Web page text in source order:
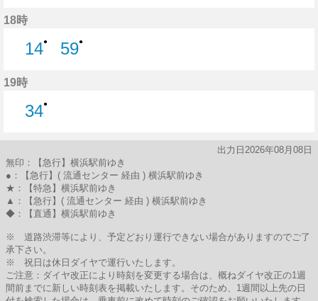
18時
14●
59●
19時
34●
出力日2026年08月08日
無印：【急行】横浜駅前ゆき
●：【急行】( 流通センター 経由 ) 横浜駅前ゆき
★：【特急】横浜駅前ゆき
▲：【急行】( 流通センター 経由 ) 横浜駅前ゆき
◆：【直通】横浜駅前ゆき
※ 道路渋滞等により、予定どおり運行できない場合がありますのでご了
承下さい。
※ 祝日は休日ダイヤで運行いたします。
ご注意：ダイヤ改正により時刻を変更する場合は、概ねダイヤ改正の1週
間前までに新しい時刻表を掲載いたします。そのため、1週間以上先の日